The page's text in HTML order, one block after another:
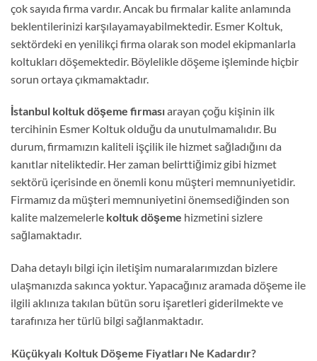
çok sayıda firma vardır. Ancak bu firmalar kalite anlamında
beklentilerinizi karşılayamayabilmektedir. Esmer Koltuk,
sektördeki en yenilikçi firma olarak son model ekipmanlarla
koltukları döşemektedir. Böylelikle döşeme işleminde hiçbir
sorun ortaya çıkmamaktadır.
İstanbul koltuk döşeme firmasıarayan çoğu kişinin ilk
tercihinin Esmer Koltuk olduğu da unutulmamalıdır. Bu
durum, firmamızın kaliteli işçilik ile hizmet sağladığını da
kanıtlar niteliktedir. Her zaman belirttiğimiz gibi hizmet
sektörü içerisinde en önemli konu müşteri memnuniyetidir.
Firmamız da müşteri memnuniyetini önemsediğinden son
kalite malzemelerle koltuk döşeme hizmetini sizlere
sağlamaktadır.
Daha detaylı bilgi için iletişim numaralarımızdan bizlere
ulaşmanızda sakınca yoktur. Yapacağınız aramada döşeme ile
ilgili aklınıza takılan bütün soru işaretleri giderilmekte ve
tarafınıza her türlü bilgi sağlanmaktadır.
Küçükyalı Koltuk Döşeme Fiyatları Ne Kadardır?